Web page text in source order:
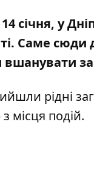
січня, у
Саме сюди
вшанувати
рідні
місця подій.